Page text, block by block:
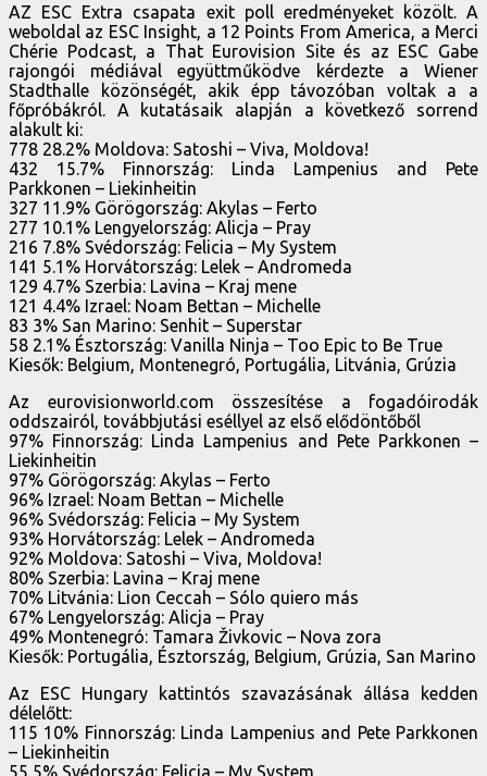
AZ ESC Extra csapata exit poll eredményeket közölt. A
weboldal az ESC Insight, a 12 Points From America, a Merci
Chérie Podcast, a That Eurovision Site és az ESC Gabe
rajongói médiával együttműködve kérdezte a Wiener
Stadthalle közönségét, akik épp távozóban voltak a a
főpróbákról. A kutatásaik alapján a következő sorrend
alakult ki:
778 28.2% Moldova: Satoshi – Viva, Moldova!
432 15.7% Finnország: Linda Lampenius and Pete
Parkkonen – Liekinheitin
327 11.9% Görögország: Akylas – Ferto
277 10.1% Lengyelország: Alicja – Pray
216 7.8% Svédország: Felicia – My System
141 5.1% Horvátország: Lelek – Andromeda
129 4.7% Szerbia: Lavina – Kraj mene
121 4.4% Izrael: Noam Bettan – Michelle
83 3% San Marino: Senhit – Superstar
58 2.1% Észtország: Vanilla Ninja – Too Epic to Be True
Kiesők: Belgium, Montenegró, Portugália, Litvánia, Grúzia
Az eurovisionworld.com összesítése a fogadóirodák
oddszairól, továbbjutási eséllyel az első elődöntőből
97% Finnország: Linda Lampenius and Pete Parkkonen –
Liekinheitin
97% Görögország: Akylas – Ferto
96% Izrael: Noam Bettan – Michelle
96% Svédország: Felicia – My System
93% Horvátország: Lelek – Andromeda
92% Moldova: Satoshi – Viva, Moldova!
80% Szerbia: Lavina – Kraj mene
70% Litvánia: Lion Ceccah – Sólo quiero más
67% Lengyelország: Alicja – Pray
49% Montenegró: Tamara Živkovic – Nova zora
Kiesők: Portugália, Észtország, Belgium, Grúzia, San Marino
Az ESC Hungary kattintós szavazásának állása kedden
délelőtt:
115 10% Finnország: Linda Lampenius and Pete Parkkonen
– Liekinheitin
55 5% Svédország: Felicia – My System